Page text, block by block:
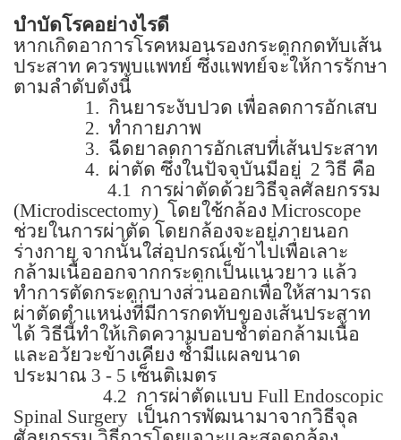
บำบัดโรคอย่างไรดี
หากเกิดอาการโรคหมอนรองกระดูกกดทับเส้น
ประสาท ควรพบแพทย์ ซึ่งแพทย์จะให้การรักษา
ตามลำดับดังนี้
1. กินยาระงับปวด เพื่อลดการอักเสบ
2. ทำกายภาพ
3. ฉีดยาลดการอักเสบที่เส้นประสาท
4. ผ่าตัด ซึ่งในปัจจุบันมีอยู่ 2 วิธี คือ
4.1 การผ่าตัดด้วยวิธีจุลศัลยกรรม
(Microdiscectomy) โดยใช้กล้อง Microscope
ช่วยในการผ่าตัด โดยกล้องจะอยู่ภายนอก
ร่างกาย จากนั้นใส่อุปกรณ์เข้าไปเพื่อเลาะ
กล้ามเนื้อออกจากกระดูกเป็นแนวยาว แล้ว
ทำการตัดกระดูกบางส่วนออกเพื่อให้สามารถ
ผ่าตัดตำแหน่งที่มีการกดทับของเส้นประสาท
ได้ วิธีนี้ทำให้เกิดความบอบช้ำต่อกล้ามเนื้อ
และอวัยวะข้างเคียง ซ้ำมีแผลขนาด
ประมาณ 3 - 5 เซ็นติเมตร
4.2 การผ่าตัดแบบ Full Endoscopic
Spinal Surgery เป็นการพัฒนามาจากวิธีจุล